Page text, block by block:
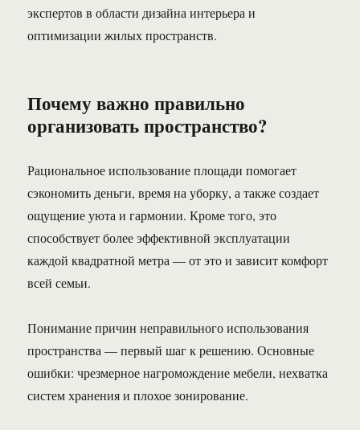
экспертов в области дизайна интерьера и
оптимизации жилых пространств.
Почему важно правильно
организовать пространство?
Рациональное использование площади помогает
сэкономить деньги, время на уборку, а также создает
ощущение уюта и гармонии. Кроме того, это
способствует более эффективной эксплуатации
каждой квадратной метра — от это и зависит комфорт
всей семьи.
Понимание причин неправильного использования
пространства — первый шаг к решению. Основные
ошибки: чрезмерное нагромождение мебели, нехватка
систем хранения и плохое зонирование.